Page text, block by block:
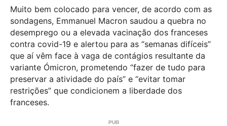
Muito bem colocado para vencer, de acordo com as
sondagens, Emmanuel Macron saudou a quebra no
desemprego ou a elevada vacinação dos franceses
contra covid-19 e alertou para as “semanas difíceis”
que aí vêm face à vaga de contágios resultante da
variante Ómicron, prometendo “fazer de tudo para
preservar a atividade do país” e “evitar tomar
restrições” que condicionem a liberdade dos
franceses.